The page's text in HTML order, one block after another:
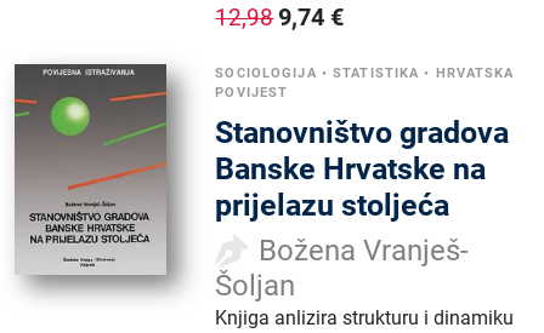
12,989,74 €
SOCIOLOGIJA •STATISTIKA • HRVATSKA
POVIJEST
Stanovništvo gradova
Banske Hrvatske na
prijelazu stoljeća
Božena Vranješ-
Šoljan
Knjiga anlizira strukturu i dinamiku